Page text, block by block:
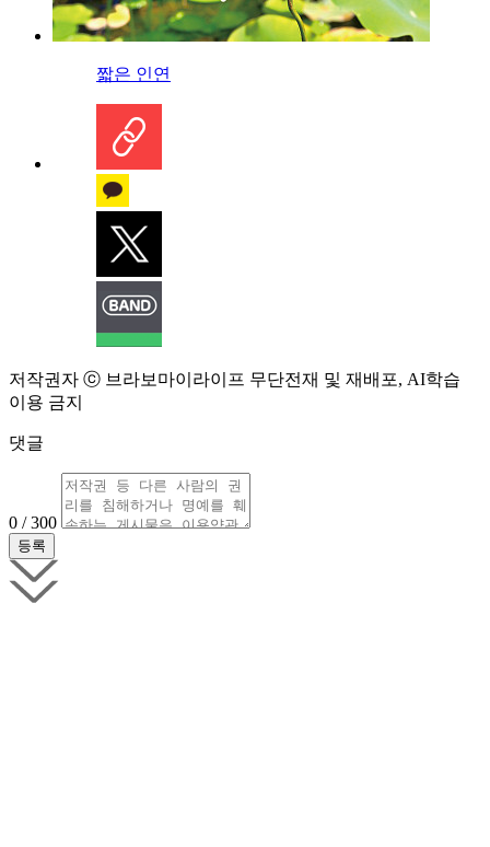
짧은 인연
저작권자 ⓒ 브라보마이라이프 무단전재 및 재배포, AI학습
이용 금지
댓글
0 / 300